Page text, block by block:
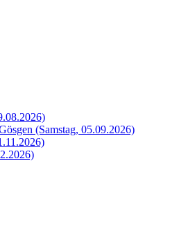
(Samstag, 05.09.2026)